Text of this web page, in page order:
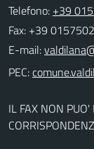
Telefono: +39
Fax: +39
E-mail:
PEC:
IL FAX NON PUO'